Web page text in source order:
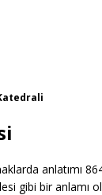
anlatımı
gibi bir anlamı